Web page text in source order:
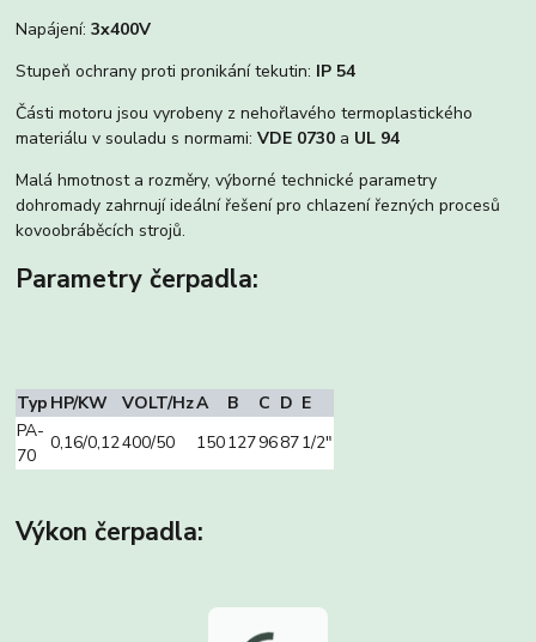
Napájení:3x400V
Stupeň ochrany proti pronikání tekutin: IP 54
Části motoru jsou vyrobeny z nehořlavého termoplastického
materiálu v souladu s normami:VDE 0730 a UL 94
Malá hmotnost a rozměry, výborné technické parametry
dohromady zahrnují ideální řešení pro chlazení řezných procesů
kovoobráběcích strojů.
Parametry čerpadla:
Typ HP/KW VOLT/HzA B C D E
PA-
70
0,16/0,12400/50 15012796871/2″
Výkon čerpadla: